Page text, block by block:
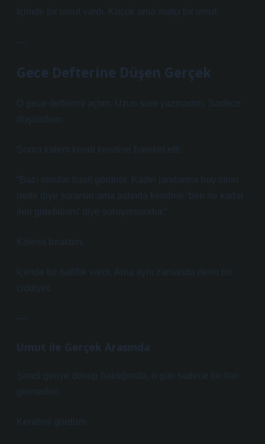
İçimde bir umut vardı. Küçük ama inatçı bir umut.
—
Gece Defterine Düşen Gerçek
O gece defterimi açtım. Uzun süre yazmadım. Sadece
düşündüm.
Sonra kalem kendi kendine hareket etti:
“Bazı sorular basit görünür. Kadın jandarma boy sınırı
nedir diye sorarsın ama aslında kendine ‘ben ne kadar
ileri gidebilirim’ diye soruyorsundur.”
Kalemi bıraktım.
İçimde bir hafiflik vardı. Ama aynı zamanda derin bir
ciddiyet.
—
Umut ile Gerçek Arasında
Şimdi geriye dönüp baktığımda, o gün sadece bir ilan
görmedim.
Kendimi gördüm.